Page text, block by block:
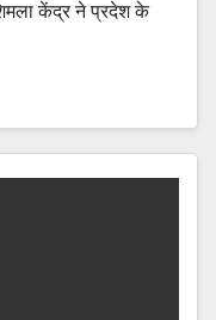
केंद्र ने प्रदेश के